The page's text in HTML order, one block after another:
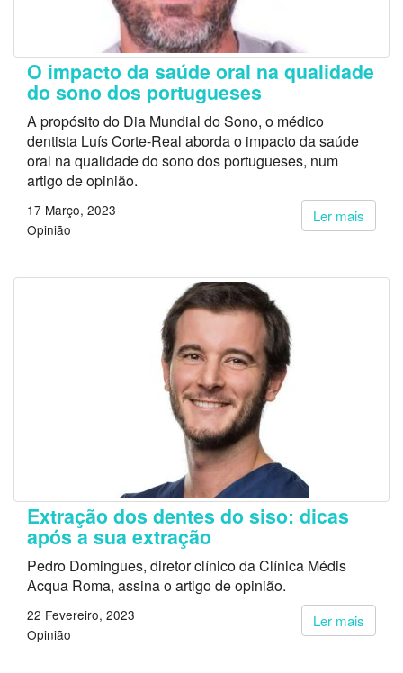
O impacto da saúde oral na qualidade
do sono dos portugueses
A propósito do Dia Mundial do Sono, o médico
dentista Luís Corte-Real aborda o impacto da saúde
oral na qualidade do sono dos portugueses, num
artigo de opinião.
Ler mais
17 Março, 2023
Opinião
Extração dos dentes do siso: dicas
após a sua extração
Pedro Domingues, diretor clínico da Clínica Médis
Acqua Roma, assina o artigo de opinião.
Ler mais
22 Fevereiro, 2023
Opinião